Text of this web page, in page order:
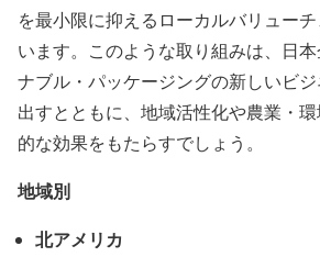
を最小限に抑えるローカルバリュー
います。このような取り組みは、日
ナブル・パッケージングの新しいビ
出すとともに、地域活性化や農業・
的な効果をもたらすでしょう。
地域別
北アメリカ